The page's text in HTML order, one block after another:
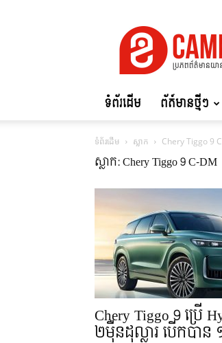
ទំព័រដើម ព័ត៍មានថ្មីៗ
ទំព័រដើម ស្លាក Chery Tiggo 9
ស្លាក: Chery Tiggo 9 C-DM
Chery Tiggo 9 ប្រើ
២មុឺនដុល្លារ បើកបា